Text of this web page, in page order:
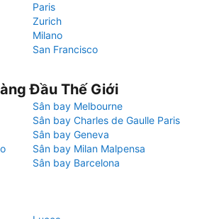
Paris
Zurich
Milano
San Francisco
Đầu Thế Giới
Sân bay Melbourne
Sân bay Charles de Gaulle Paris
Sân bay Geneva
Sân bay Milan Malpensa
Sân bay Barcelona